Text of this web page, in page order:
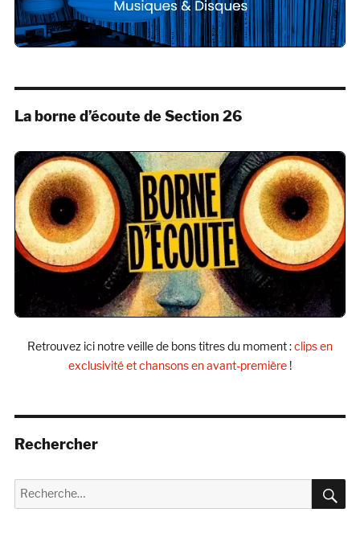
La borne d’écoute de Section 26
Retrouvez ici notre veille de bons titres du moment :clips en
exclusivité et chansons en avant-première !
Rechercher
Recherche
pour :